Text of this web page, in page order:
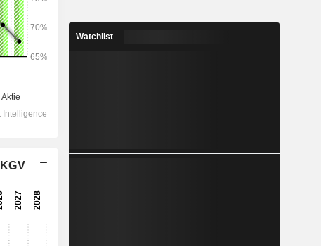
2028
-166,1
4.798
15,51 %
Watchlist